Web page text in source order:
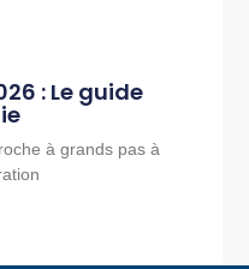
: Le guide
à grands pas à